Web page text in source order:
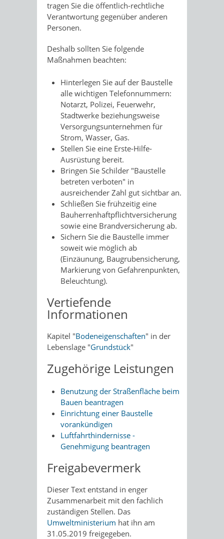
tragen Sie die öffentlich-rechtliche
Verantwortung gegenüber anderen
Personen.
Deshalb sollten Sie folgende
Maßnahmen beachten:
Hinterlegen Sie auf der Baustelle
alle wichtigen Telefonnummern:
Notarzt, Polizei, Feuerwehr,
Stadtwerke beziehungsweise
Versorgungsunternehmen für
Strom, Wasser, Gas.
Stellen Sie eine Erste-Hilfe-
Ausrüstung bereit.
Bringen Sie Schilder "Baustelle
betreten verboten" in
ausreichender Zahl gut sichtbar an.
Schließen Sie frühzeitig eine
Bauherrenhaftpflichtversicherung
sowie eine Brandversicherung ab.
Sichern Sie die Baustelle immer
soweit wie möglich ab
(Einzäunung, Baugrubensicherung,
Markierung von Gefahrenpunkten,
Beleuchtung).
Vertiefende
Informationen
Kapitel "Bodeneigenschaften" in der
Lebenslage "Grundstück"
Zugehörige Leistungen
Benutzung der Straßenfläche beim
Bauen beantragen
Einrichtung einer Baustelle
vorankündigen
Luftfahrthindernisse -
Genehmigung beantragen
Freigabevermerk
Dieser Text entstand in enger
Zusammenarbeit mit den fachlich
zuständigen Stellen. Das
Umweltministerium hat ihn am
31.05.2019 freigegeben.